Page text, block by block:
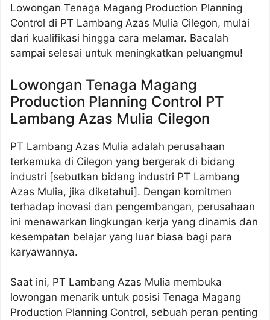
Lowongan Tenaga Magang Production Planning
Control di PT Lambang Azas Mulia Cilegon, mulai
dari kualifikasi hingga cara melamar. Bacalah
sampai selesai untuk meningkatkan peluangmu!
Lowongan Tenaga Magang
Production Planning Control PT
Lambang Azas Mulia Cilegon
PT Lambang Azas Mulia adalah perusahaan
terkemuka di Cilegon yang bergerak di bidang
industri [sebutkan bidang industri PT Lambang
Azas Mulia, jika diketahui]. Dengan komitmen
terhadap inovasi dan pengembangan, perusahaan
ini menawarkan lingkungan kerja yang dinamis dan
kesempatan belajar yang luar biasa bagi para
karyawannya.
Saat ini, PT Lambang Azas Mulia membuka
lowongan menarik untuk posisi Tenaga Magang
Production Planning Control, sebuah peran penting